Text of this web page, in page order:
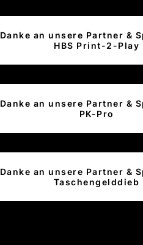
Danke an unsere Partner &
HBS Print-2-Play
Danke an unsere Partner &
PK-Pro
Danke an unsere Partner &
Taschengelddieb